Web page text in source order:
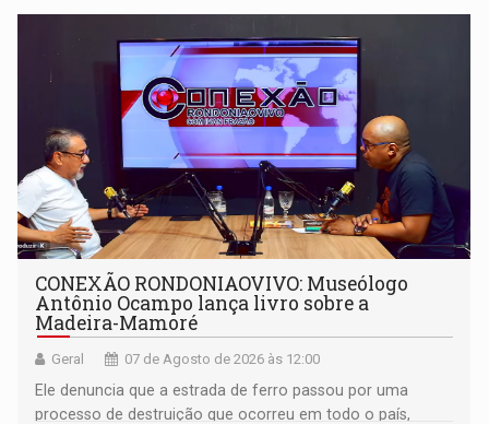
CONEXÃO RONDONIAOVIVO: Museólogo
Antônio Ocampo lança livro sobre a
Madeira-Mamoré
Geral 07 de Agosto de 2026 às 12:00
Ele denuncia que a estrada de ferro passou por uma
processo de destruição que ocorreu em todo o país,